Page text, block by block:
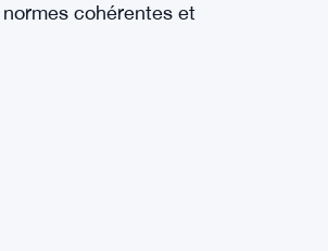
cohérentes et